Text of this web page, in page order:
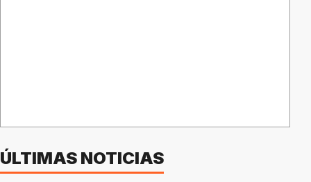
ÚLTIMAS NOTICIAS